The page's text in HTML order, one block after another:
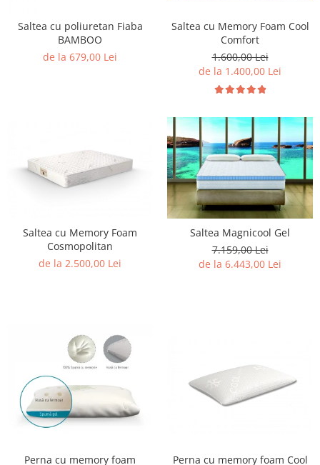
Saltea cu poliuretan Fiaba
BAMBOO
de la 679,00 Lei
Saltea cu Memory Foam Cool
Comfort
1.600,00 Lei
de la 1.400,00 Lei
Saltea cu Memory Foam
Cosmopolitan
de la 2.500,00 Lei
Saltea Magnicool Gel
7.159,00 Lei
de la 6.443,00 Lei
Perna cu memory foam Perna cu memory foam Cool